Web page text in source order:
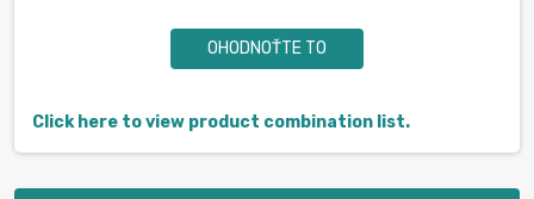
OHODNOŤTE TO
Click here to view product combination list.